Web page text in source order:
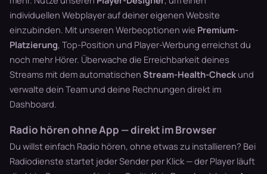
individuellen Webplayer auf deiner eigenen Website
einzubinden. Mit unseren Werbeoptionen wie Premium-
Platzierung, Top-Position und Player-Werbung erreichst du
noch mehr Hörer. Überwache die Erreichbarkeit deines
Streams mit dem automatischen Stream-Health-Check und
verwalte dein Team und deine Rechnungen direkt im
Dashboard.
Radio hören ohne App — direkt im Browser
Du willst einfach Radio hören, ohne etwas zu installieren? Bei
Radiodienste startet jeder Sender per Klick — der Player läuft